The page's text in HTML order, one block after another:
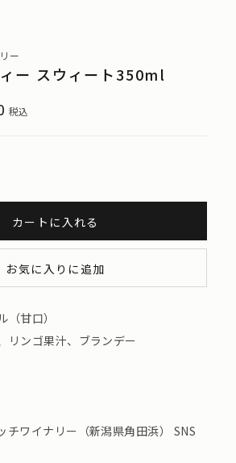
ー
ー スウィート350ml
税込
カートに入れる
お気に入りに追加
甘口）
ンゴ果汁、ブランデー
ワイナリー（新潟県角田浜） SNS